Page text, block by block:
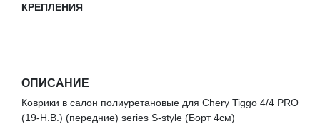
КРЕПЛЕНИЯ
ОПИСАНИЕ
Коврики в салон полиуретановые для Chery Tiggo 4/4 PRO
(19-Н.В.) (передние) series S-style (Борт 4см)